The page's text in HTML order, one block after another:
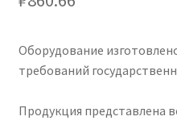
Оборудование
требований
Продукция представлена